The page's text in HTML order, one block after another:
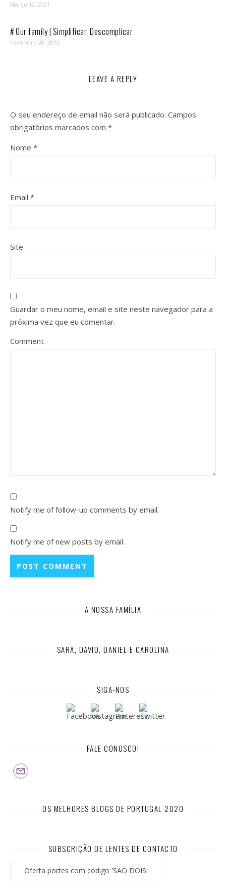
Março 12, 2021
# Our family | Simplificar. Descomplicar
Fevereiro 20, 2019
LEAVE A REPLY
O seu endereço de email não será publicado. Campos
obrigatórios marcados com *
Nome *
Email *
Site
Guardar o meu nome, email e site neste navegador para a
próxima vez que eu comentar.
Comment
Notify me of follow-up comments by email.
Notify me of new posts by email.
A NOSSA FAMÍLIA
SARA, DAVID, DANIEL E CAROLINA
SIGA-NOS
FALE CONOSCO!
OS MELHORES BLOGS DE PORTUGAL 2020
SUBSCRIÇÃO DE LENTES DE CONTACTO
Oferta portes com código 'SAO DOIS'